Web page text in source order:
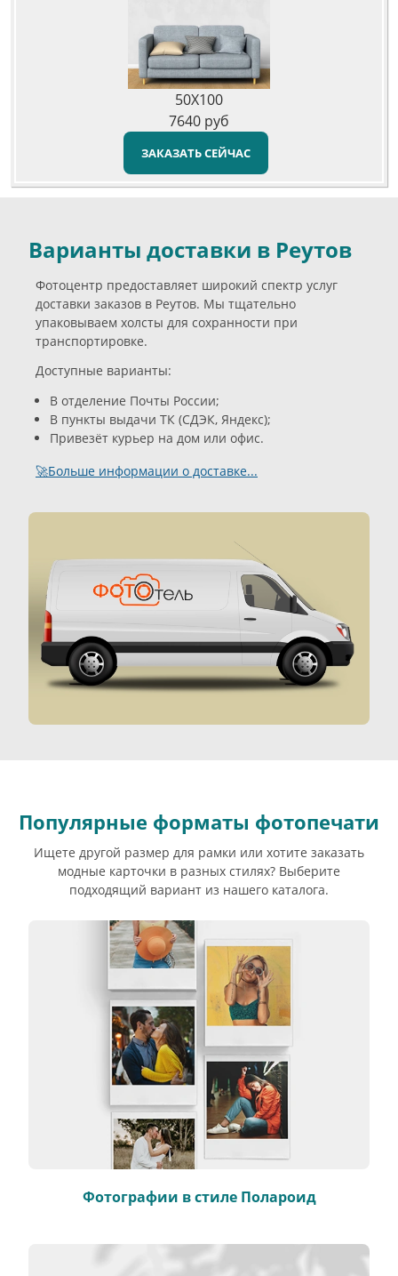
50X100
7640 руб
ЗАКАЗАТЬ СЕЙЧАС
Варианты доставки в Реутов
Фотоцентр предоставляет широкий спектр услуг
доставки заказов в Реутов. Мы тщательно
упаковываем холсты для сохранности при
транспортировке.
Доступные варианты:
В отделение Почты России;
В пункты выдачи ТК (СДЭК, Яндекс);
Привезёт курьер на дом или офис.
🚀Больше информации о доставке...
Популярные форматы фотопечати
Ищете другой размер для рамки или хотите заказать
модные карточки в разных стилях? Выберите
подходящий вариант из нашего каталога.
Фотографии в стиле Полароид